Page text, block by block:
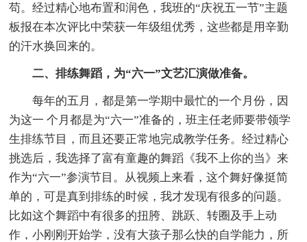
苟。经过精心地布置和润色，我班的“庆祝五一节”主题
板报在本次评比中荣获一年级组优秀，这些都是用辛勤
的汗水换回来的。
二、排练舞蹈，为“六一”文艺汇演做准备。
每年的五月，都是第一学期中最忙的一个月份，因
为这一 个月都是为“六一”准备的，班主任老师要带领学
生排练节目，而且还要正常地完成教学任务。经过精心
挑选后，我选择了富有童趣的舞蹈《我不上你的当》来
作为“六一”参演节目。从视频上来看，这个舞好像挺简
单的，可是真到排练的时候，我才发现有很多的问题。
比如这个舞蹈中有很多的扭胯、跳跃、转圈及手上动
作，小刚刚开始学，没有大孩子那么快的自学能力，所